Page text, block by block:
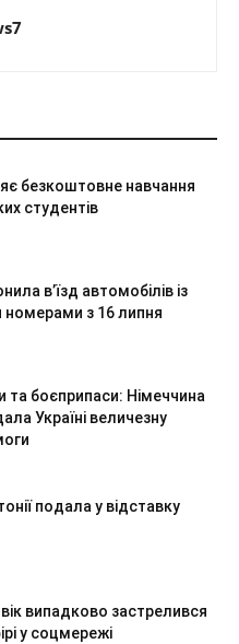
безкоштовне навчання
студентів
в’їзд автомобілів із
номерами з 16 липня
та боєприпаси: Німеччина
Україні величезну
подала у відставку
випадково застрелився
у соцмережі